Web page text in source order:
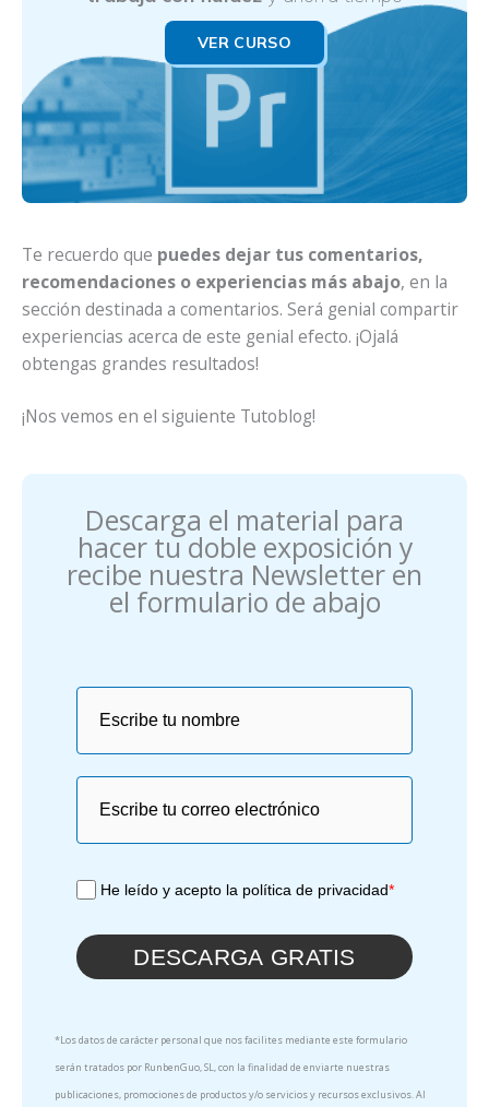
VER CURSO
Te recuerdo que puedes dejar tus comentarios,
recomendaciones o experiencias más abajo, en la
sección destinada a comentarios. Será genial compartir
experiencias acerca de este genial efecto. ¡Ojalá
obtengas grandes resultados!
¡Nos vemos en el siguiente Tutoblog!
Descarga el material para
hacer tu doble exposición y
recibe nuestra Newsletter en
el formulario de abajo
He leído y acepto la política de privacidad*
DESCARGA GRATIS
*Los datos de carácter personal que nos facilites mediante este formulario
serán tratados por RunbenGuo, SL, con la finalidad de enviarte nuestras
publicaciones, promociones de productos y/o servicios y recursos exclusivos. Al